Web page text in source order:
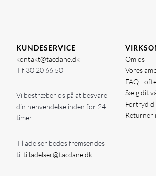
KUNDESERVICE
kontakt@tacdane.dk
Tlf 30 20 66 50
Vi bestræber os på at besvare
din henvendelse inden for 24
timer.
Tilladelser bedes fremsendes
til tilladelser@tacdane.dk
Om os
Vores
FAQ -
Sælg dit
Fortryd